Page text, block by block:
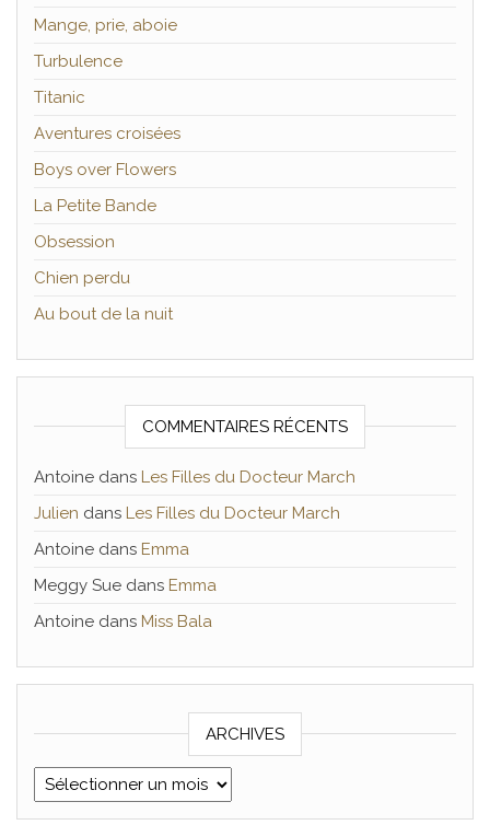
Mange, prie, aboie
Turbulence
Titanic
Aventures croisées
Boys over Flowers
La Petite Bande
Obsession
Chien perdu
Au bout de la nuit
COMMENTAIRES RÉCENTS
Antoine dans Les Filles du Docteur March
Julien dans Les Filles du Docteur March
Antoine dans Emma
Meggy Sue dans Emma
Antoine dans Miss Bala
ARCHIVES
Archives